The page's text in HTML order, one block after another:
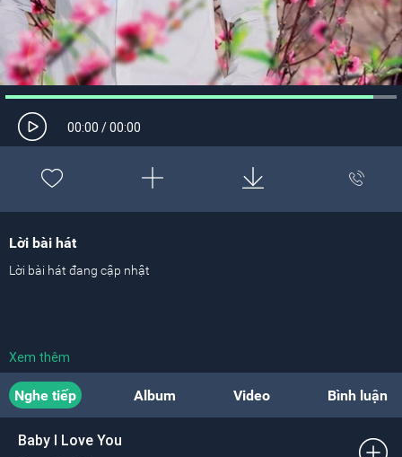
00:00 /00:00
Lời bài hát
Lời bài hát đang cập nhật
Xem thêm
Nghe tiếp Album Video Bình luận
Baby I Love You